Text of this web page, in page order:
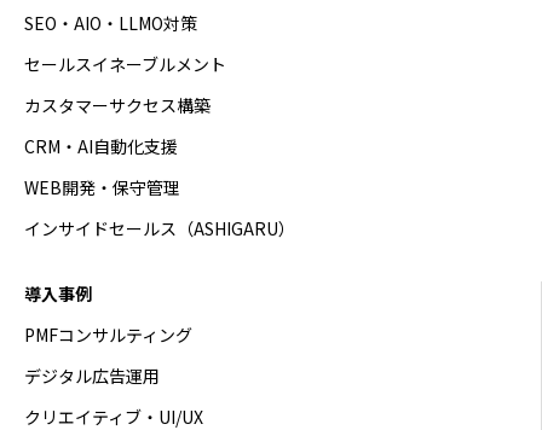
SEO・AIO・LLMO対策
セールスイネーブルメント
カスタマーサクセス構築
CRM・AI自動化支援
WEB開発・保守管理
インサイドセールス（ASHIGARU）
導入事例
PMFコンサルティング
デジタル広告運用
クリエイティブ・UI/UX